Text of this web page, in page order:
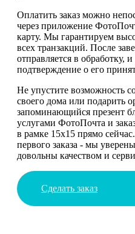
Оплатить заказ можно
через приложение
карту. Мы гарантируем
всех транзакций. После
отправляется в обработку,
подтверждение о его
Не упустите возможность
своего дома или подарить
запоминающийся презент
услугами ФотоПочта и
в рамке 15х15 прямо
первого заказа - мы
довольны качеством и
Сделать заказ